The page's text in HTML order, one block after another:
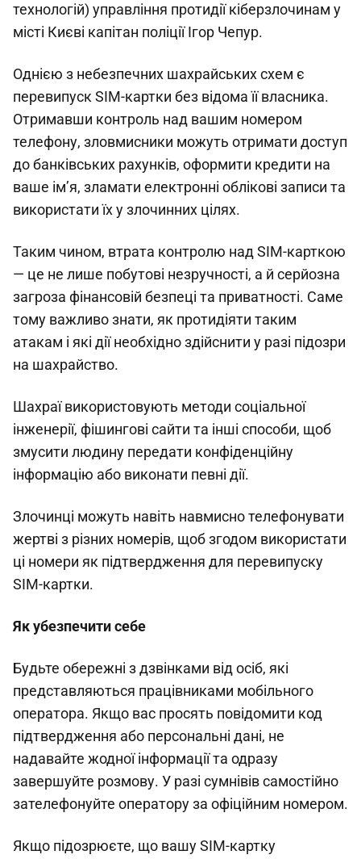
технологій) управління протидії кіберзлочинам у
місті Києві капітан поліції Ігор Чепур.
Однією з небезпечних шахрайських схем є
перевипуск SIM-картки без відома її власника.
Отримавши контроль над вашим номером
телефону, зловмисники можуть отримати доступ
до банківських рахунків, оформити кредити на
ваше ім’я, зламати електронні облікові записи та
використати їх у злочинних цілях.
Таким чином, втрата контролю над SIM-карткою
— це не лише побутові незручності, а й серйозна
загроза фінансовій безпеці та приватності. Саме
тому важливо знати, як протидіяти таким
атакам і які дії необхідно здійснити у разі підозри
на шахрайство.
Шахраї використовують методи соціальної
інженерії, фішингові сайти та інші способи, щоб
змусити людину передати конфіденційну
інформацію або виконати певні дії.
Злочинці можуть навіть навмисно телефонувати
жертві з різних номерів, щоб згодом використати
ці номери як підтвердження для перевипуску
SIM-картки.
Як убезпечити себе
Будьте обережні з дзвінками від осіб, які
представляються працівниками мобільного
оператора. Якщо вас просять повідомити код
підтвердження або персональні дані, не
надавайте жодної інформації та одразу
завершуйте розмову. У разі сумнівів самостійно
зателефонуйте оператору за офіційним номером.
Якщо підозрюєте, що вашу SIM-картку